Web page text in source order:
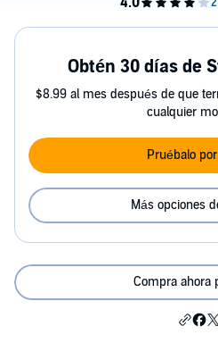
Obtén 30 días de
$8.99 al mes después de que
cualquier
Pruébalo
Más opciones
Compra ahora